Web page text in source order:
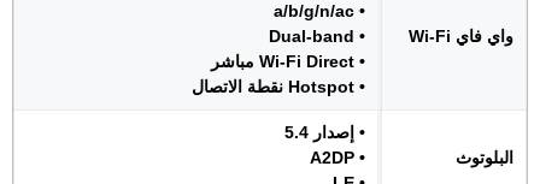
واي فاي Wi-Fi
• a/b/g/n/ac
• Dual-band
• Wi-Fi Direct مباشر
• Hotspot نقطة الاتصال
البلوتوث
• إصدار 5.4
• A2DP